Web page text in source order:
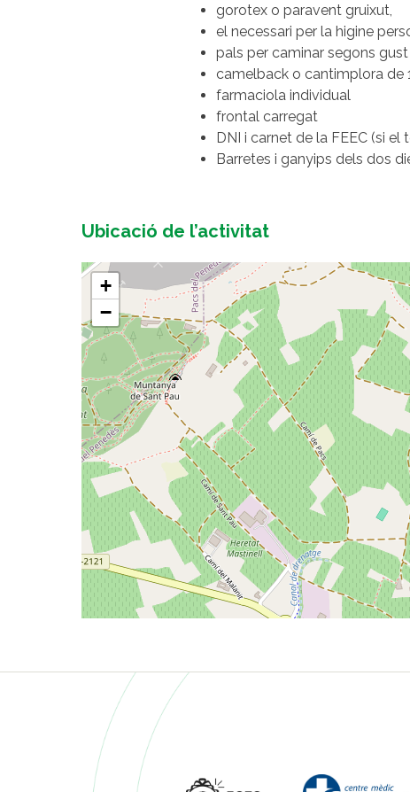
gorotex o paravent gruixut,
el necessari per la higine
pals per caminar segons
camelback o cantimplora de
farmaciola individual
frontal carregat
DNI i carnet de la FEEC (si el
Barretes i ganyips dels dos
Ubicació de l’activitat
+
−